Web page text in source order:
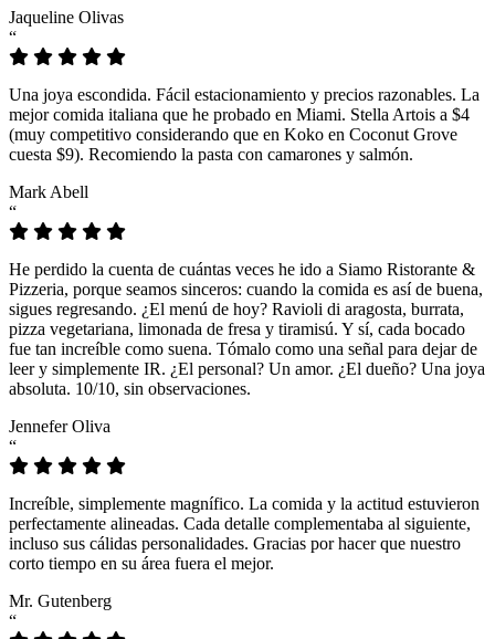
Jaqueline Olivas
“
Una joya escondida. Fácil estacionamiento y precios razonables. La
mejor comida italiana que he probado en Miami. Stella Artois a $4
(muy competitivo considerando que en Koko en Coconut Grove
cuesta $9). Recomiendo la pasta con camarones y salmón.
Mark Abell
“
He perdido la cuenta de cuántas veces he ido a Siamo Ristorante &
Pizzeria, porque seamos sinceros: cuando la comida es así de buena,
sigues regresando. ¿El menú de hoy? Ravioli di aragosta, burrata,
pizza vegetariana, limonada de fresa y tiramisú. Y sí, cada bocado
fue tan increíble como suena. Tómalo como una señal para dejar de
leer y simplemente IR. ¿El personal? Un amor. ¿El dueño? Una joya
absoluta. 10/10, sin observaciones.
Jennefer Oliva
“
Increíble, simplemente magnífico. La comida y la actitud estuvieron
perfectamente alineadas. Cada detalle complementaba al siguiente,
incluso sus cálidas personalidades. Gracias por hacer que nuestro
corto tiempo en su área fuera el mejor.
Mr. Gutenberg
“